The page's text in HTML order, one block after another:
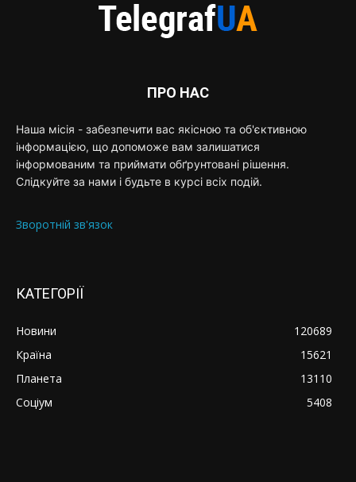
ПРО НАС
Наша місія - забезпечити вас якісною та об'єктивною
інформацією, що допоможе вам залишатися
інформованим та приймати обґрунтовані рішення.
Слідкуйте за нами і будьте в курсі всіх подій.
Зворотній зв'язок
КАТЕГОРІЇ
Новини
120689
Країна
15621
Планета
13110
Соціум
5408